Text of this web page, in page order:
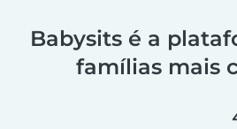
Babysits é a
famílias mais